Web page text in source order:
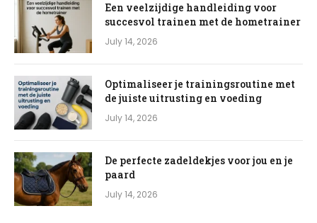
Een veelzijdige handleiding voor
succesvol trainen met de hometrainer
July 14, 2026
Optimaliseer je trainingsroutine met
de juiste uitrusting en voeding
July 14, 2026
De perfecte zadeldekjes voor jou en je
paard
July 14, 2026